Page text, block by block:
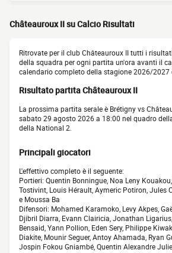
Châteauroux II su Calcio Risultati
Ritrovate per il club Châteauroux II tutti i
della squadra per ogni partita un'ora avanti il
calendario completo della stagione 2026/2027
Risultato partita Châteauroux II
La prossima partita serale è Brétigny vs
sabato 29 agosto 2026 a 18:00 nel quadro
della National 2.
Principali giocatori
L'effettivo completo è il seguente:
Portieri: Quentin Bonningue, Noa Leny
Tostivint, Louis Hérault, Aymeric Potiron, Jules
e Moussa Ba
Difensori: Mohamed Karamoko, Levy Akpes,
Djibril Diarra, Evann Clairicia, Jonathan
Bensaid, Yann Pollion, Eden Sery, Philippe
Diakite, Mounir Seguer, Antoy Ahamada, Ryan
Jospin Fokou Gniambé, Quentin Alexandre